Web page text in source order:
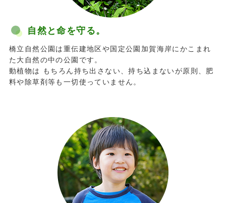
自然と命を守る。
橋立自然公園は重伝建地区や国定公園加賀海岸にかこまれ
た大自然の中の公園です。
動植物は もちろん持ち出さない、持ち込まないが原則、肥
料や除草剤等も一切使っていません。